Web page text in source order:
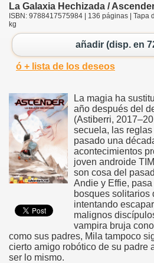
La Galaxia Hechizada /
ISBN: 9788417575984 | 136 páginas | Tapa
kg
añadir (disp. en
ó + lista de los deseos
La magia ha
año después del
(Astiberri,
secuela, las
pasado una
acontecimientos
joven androide
son cosa del
Andie y Effie,
bosques solitarios
intentando
malignos
vampira bruja
como sus padres, Mila tampoco
cierto amigo robótico de su padre
ser lo mismo.